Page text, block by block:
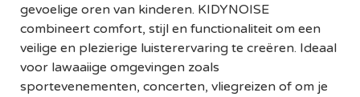
gevoelige oren van kinderen. KIDYNOISE
combineert comfort, stijl en functionaliteit om een
veilige en plezierige luisterervaring te creëren. Ideaal
voor lawaaiige omgevingen zoals
sportevenementen, concerten, vliegreizen of om je